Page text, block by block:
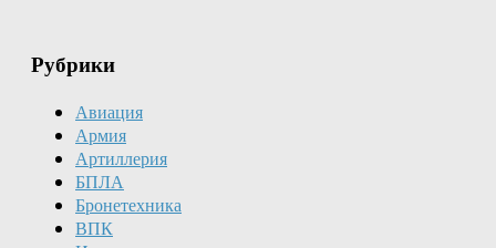
Рубрики
Авиация
Армия
Артиллерия
БПЛА
Бронетехника
ВПК